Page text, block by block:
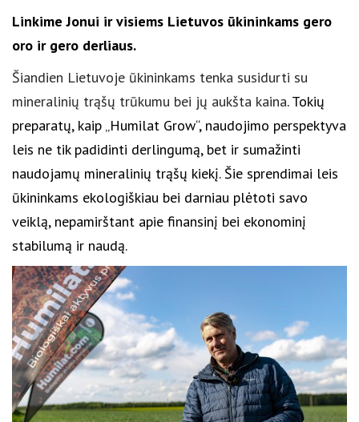
Linkime Jonui ir visiems Lietuvos ūkininkams gero
oro ir gero derliaus.
Šiandien Lietuvoje ūkininkams tenka susidurti su
mineralinių trąšų trūkumu bei jų aukšta kaina. Tokių
preparatų, kaip „Humilat Grow“, naudojimo perspektyva
leis ne tik padidinti derlingumą, bet ir sumažinti
naudojamų mineralinių trąšų kiekį. Šie sprendimai leis
ūkininkams ekologiškiau bei darniau plėtoti savo
veiklą, nepamirštant apie finansinį bei ekonominį
stabilumą ir naudą.